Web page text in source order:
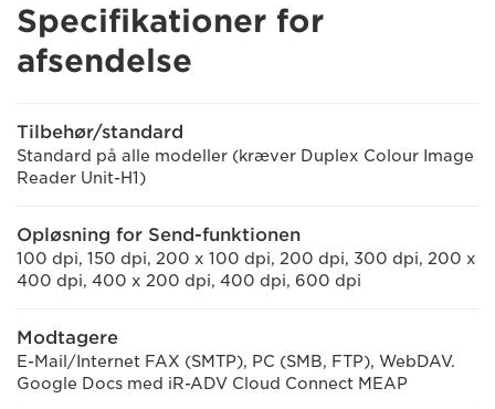
Specifikationer for
afsendelse
Tilbehør/standard
Standard på alle modeller (kræver Duplex Colour Image
Reader Unit-H1)
Opløsning for Send-funktionen
100 dpi, 150 dpi, 200 x 100 dpi, 200 dpi, 300 dpi, 200 x
400 dpi, 400 x 200 dpi, 400 dpi, 600 dpi
Modtagere
E-Mail/Internet FAX (SMTP), PC (SMB, FTP), WebDAV.
Google Docs med iR-ADV Cloud Connect MEAP